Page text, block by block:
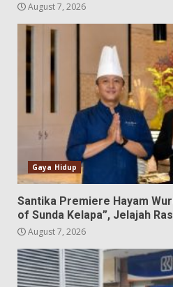
August 7, 2026
Gaya Hidup
Santika Premiere Hayam
of Sunda Kelapa”, Jelajah
August 7, 2026